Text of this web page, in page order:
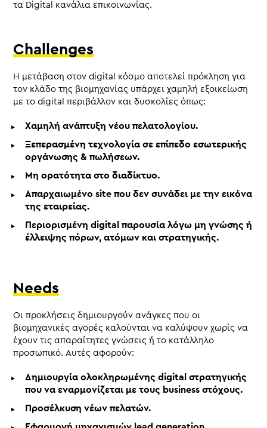
τα Digital κανάλια επικοινωνίας.
Challenges
Η μετάβαση στον digital κόσμο αποτελεί πρόκληση για
τον κλάδο της βιομηχανίας υπάρχει χαμηλή εξοικείωση
με το digital περιβάλλον και δυσκολίες όπως:
Χαμηλή ανάπτυξη νέου πελατολογίου.
Ξεπερασμένη τεχνολογία σε επίπεδο εσωτερικής
οργάνωσης & πωλήσεων.
Μη ορατότητα στο διαδίκτυο.
Απαρχαιωμένο site που δεν συνάδει με την εικόνα
της εταιρείας.
Περιορισμένη digital παρουσία λόγω μη γνώσης ή
έλλειψης πόρων, ατόμων και στρατηγικής.
Needs
Οι προκλήσεις δημιουργούν ανάγκες που οι
βιομηχανικές αγορές καλούνται να καλύψουν χωρίς να
έχουν τις απαραίτητες γνώσεις ή το κατάλληλο
προσωπικό. Αυτές αφορούν:
Δημιουργία ολοκληρωμένης digital στρατηγικής
που να εναρμονίζεται με τους business στόχους.
Προσέλκυση νέων πελατών.